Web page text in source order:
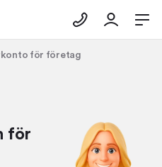
för företag
för